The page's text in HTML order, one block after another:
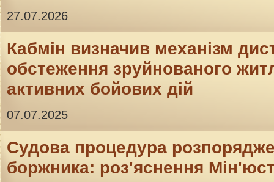
27.07.2026
Кабмін визначив механізм
обстеження зруйнованого
активних бойових дій
07.07.2025
Судова процедура
боржника: роз'яснення